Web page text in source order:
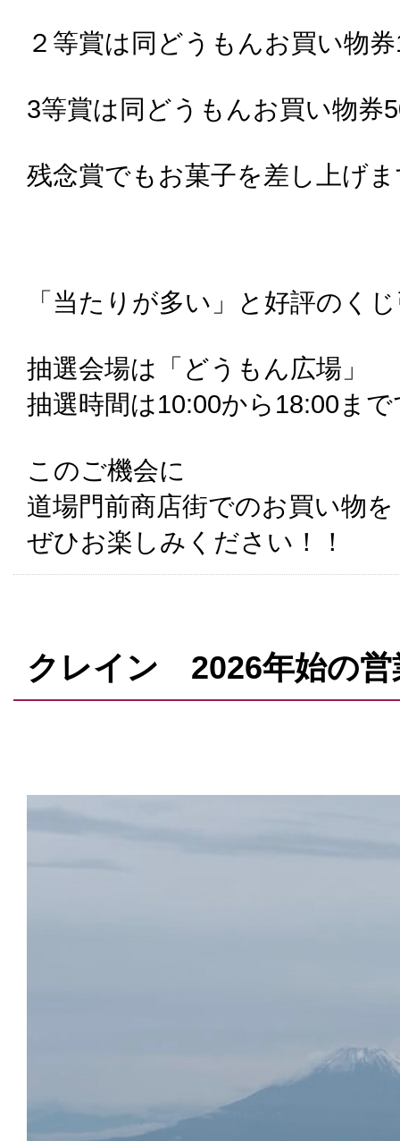
２等賞は同どうもんお買い物
3等賞は同どうもんお買い物券
残念賞でもお菓子を差し上げ
「当たりが多い」と好評のく
抽選会場は「どうもん広場」
抽選時間は10:00から18:00ま
このご機会に
道場門前商店街でのお買い物を
ぜひお楽しみください！！
クレイン 2026年始の営